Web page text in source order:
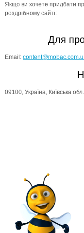
Якщо ви хочете придбати
роздрібному сайті:
Для
Email:
09100, Україна, Київська